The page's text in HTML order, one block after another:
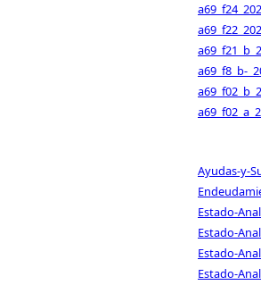
a69_f8_b-
Ayudas-y-
Estado-
Estado-
Estado-
Estado-